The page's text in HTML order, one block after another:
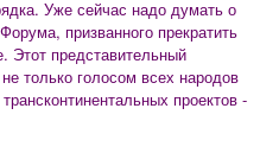
Уже сейчас надо думать о
призванного прекратить
Этот представительный
только голосом всех народов
проектов -